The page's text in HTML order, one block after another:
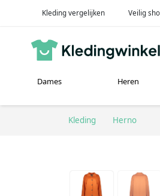
Kleding vergelijken Veilig
Dames Heren
Kleding Herno